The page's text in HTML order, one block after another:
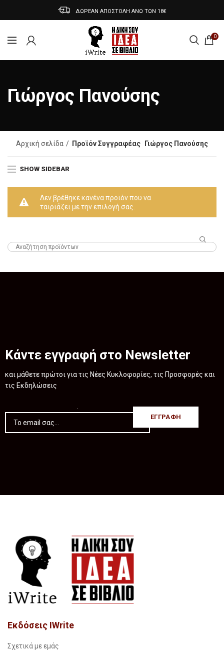
ΔΩΡΕΑΝ ΑΠΟΣΤΟΛΗ ΑΝΩ ΤΩΝ 18€
0
Γιώργος Πανούσης
Αρχική σελίδα Προϊόν Συγγραφέας Γιώργος Πανούσης
SHOW SIDEBAR
Δεν βρέθηκε κανένα προϊόν που να
ταιριάζει με την επιλογή σας.
Κάντε εγγραφή στο Newsletter
και μάθετε πρώτοι για τις Νέες Κυκλοφορίες, τις Προσφορές και
τις Εκδηλώσεις
.
Εκδόσεις IWrite
Σχετικά με εμάς